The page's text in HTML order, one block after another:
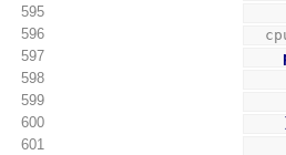
595
596
597
598
599
600
601